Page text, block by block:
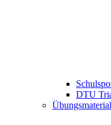
DTU
Übungsmaterial